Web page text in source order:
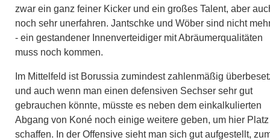
zwar ein ganz feiner Kicker und ein großes Talent, aber
noch sehr unerfahren. Jantschke und Wöber sind nicht
- ein gestandener Innenverteidiger mit Abräumerqualitäten
muss noch kommen.
Im Mittelfeld ist Borussia zumindest zahlenmäßig
und auch wenn man einen defensiven Sechser sehr gut
gebrauchen könnte, müsste es neben dem einkalkulierten
Abgang von Koné noch einige weitere geben, um hier
schaffen. In der Offensive sieht man sich gut aufgestellt,